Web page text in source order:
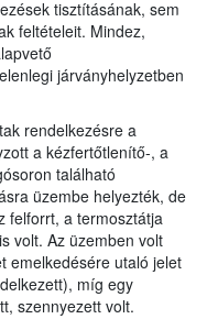
tisztításának, sem
feltételeit. Mindez,
járványhelyzetben
rendelkezésre a
a kézfertőtlenítő-, a
található
üzembe helyezték, de
felforrt, a termosztátja
volt. Az üzemben volt
emelkedésére utaló jelet
míg egy
szennyezett volt.